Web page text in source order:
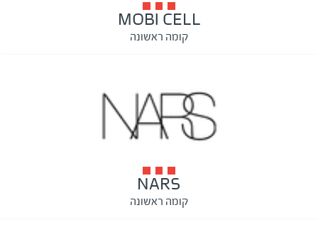
MOBI CELL
קומה ראשונה
NARS
קומה ראשונה